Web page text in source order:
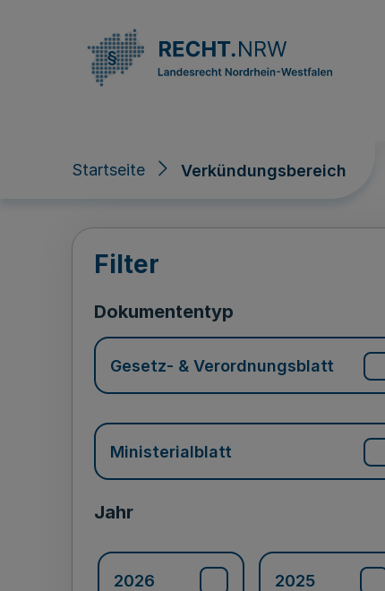
Startseite Verkündungsbereich
Filter
Dokumententyp
Gesetz- & Verordnungsblatt
Ministerialblatt
Jahr
2026 2025